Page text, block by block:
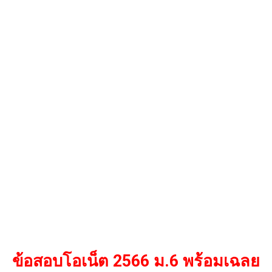
ข้อสอบโอเน็ต 2566 ม.6 พร้อมเฉลย